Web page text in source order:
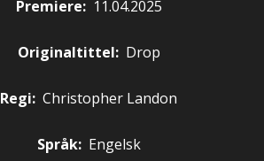
Premiere: 11.04.2025
Originaltittel: Drop
Regi: Christopher Landon
Språk: Engelsk